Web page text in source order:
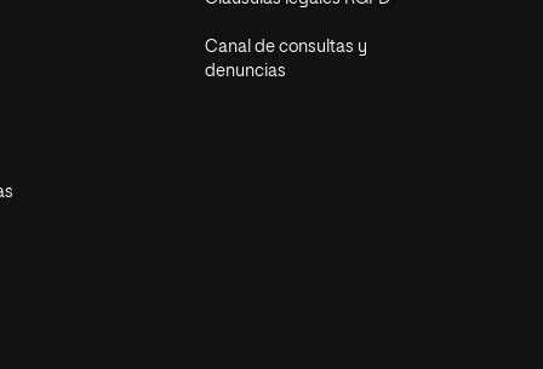
Canal de consultas y
denuncias